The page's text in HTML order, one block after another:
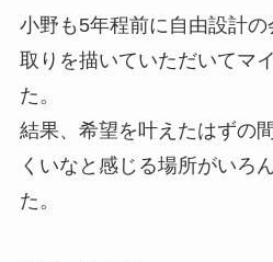
小野も5年程前に自由設計
取りを描いていただいてマ
た。
結果、希望を叶えたはずの
くいなと感じる場所がいろ
た。